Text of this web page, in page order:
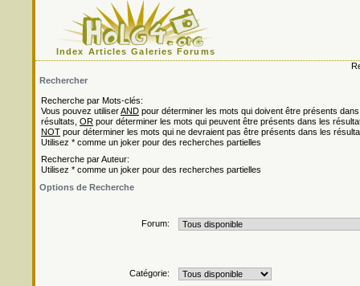
Index Articles Galeries Forums
Rechercher
Recherche par Mots-clés:
Vous pouvez utiliserAND pour déterminer les mots qui doivent être présents
résultats, OR pour déterminer les mots qui peuvent être présents dans les
NOT pour déterminer les mots qui ne devraient pas être présents dans les
Utilisez * comme un joker pour des recherches partielles
Recherche par Auteur:
Utilisez * comme un joker pour des recherches partielles
Options de Recherche
Forum:
Catégorie: